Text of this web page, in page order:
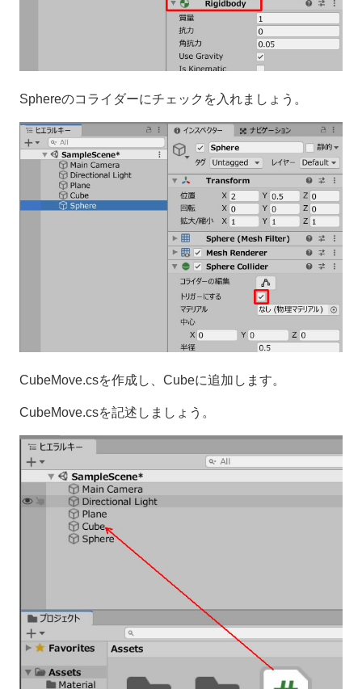
Sphereのコライダーにチェックを入れましょう。
CubeMove.csを作成し、Cubeに追加します。
CubeMove.csを記述しましょう。